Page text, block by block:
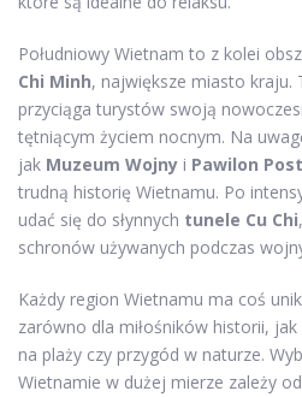
Południowy Wietnam to z kolei
Chi Minh, największe miasto kraju.
przyciąga turystów swoją
tętniącym życiem nocnym. Na
jak Muzeum Wojny i Pawilon
trudną historię Wietnamu. Po
udać się do słynnych tunele Cu Chi
schronów używanych podczas
Każdy region Wietnamu ma coś
zarówno dla miłośników historii,
na plaży czy przygód w naturze.
Wietnamie w dużej mierze zależy